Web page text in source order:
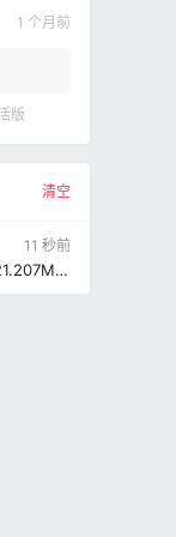
1 个月前
版
清空
12 秒前